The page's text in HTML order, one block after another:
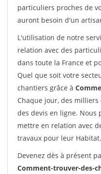
particuliers proches de
auront besoin d'un
L'utilisation de notre
relation avec des
dans toute la France et
Quel que soit votre
chantiers grâce à
Chaque jour, des
des devis en ligne. Nous
mettre en relation avec
travaux pour leur Habitat.
Devenez dès à présent
Comment-trouver-des-